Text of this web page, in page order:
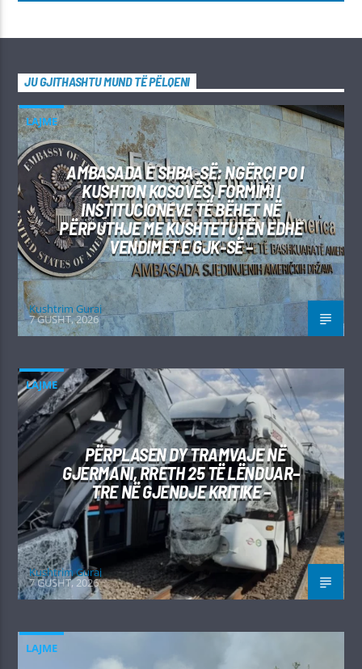
JU GJITHASHTU MUND TË PËLQENI
LAJME
AMBASADA E SHBA-SË: NGËRÇI PO I
KUSHTON KOSOVËS, FORMIMI I
INSTITUCIONEVE TË BËHET NË
PËRPUTHJE ME KUSHTETUTËN EDHE
VENDIMET E GJK-SË –
Kushtrim Guraj
7 GUSHT, 2026
LAJME
PËRPLASEN DY TRAMVAJE NË
GJERMANI, RRETH 25 TË LËNDUAR–
TRE NË GJENDJE KRITIKE –
Kushtrim Guraj
7 GUSHT, 2026
LAJME